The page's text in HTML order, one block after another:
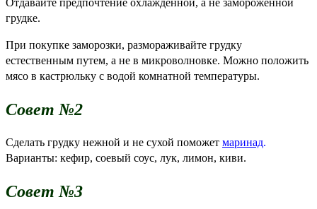
грудке.
При покупке заморозки, размораживайте грудку
естественным путем, а не в микроволновке. Можно положить
мясо в кастрюльку с водой комнатной температуры.
Совет №2
Сделать грудку нежной и не сухой поможет маринад.
Варианты: кефир, соевый соус, лук, лимон, киви.
Совет №3